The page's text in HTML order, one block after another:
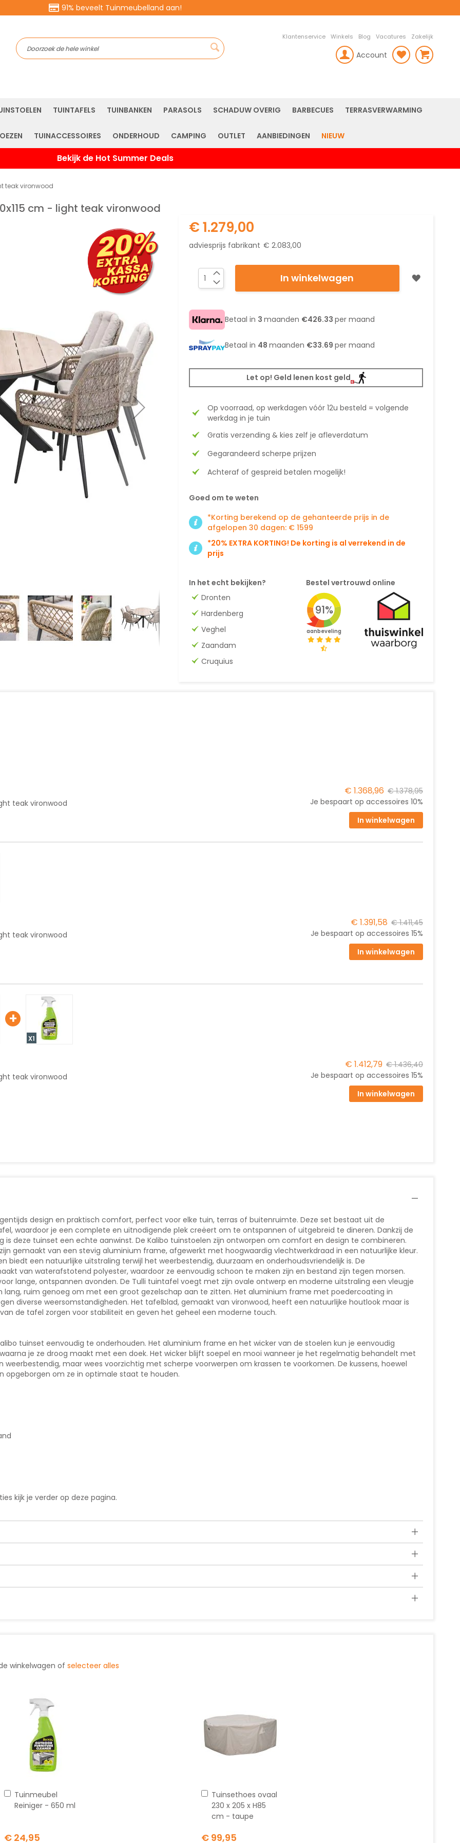
91% beveelt Tuinmeubelland aan!
Search
Klantenservice Winkels Blog Vacatures Zakelijk
Account
TUINTAFELS TUINBANKEN PARASOLS SCHADUW OVERIG BARBECUES TERRASVERWARMING
TUINACCESSOIRES ONDERHOUD CAMPING OUTLET AANBIEDINGEN NIEUW
Bekijk de Hot Summer Deals
teak vironwood
cm - light teak vironwood
€ 1.279,00
adviesprijs fabrikant € 2.083,00
In winkelwagen
Betaal in 3 maanden €426.33 per maand
Betaal in 48 maanden €33.69 per maand
Let op! Geld lenen kost geld
Op voorraad, op werkdagen vóór 12u besteld = volgende
werkdag in je tuin
Gratis verzending & kies zelf je afleverdatum
Gegarandeerd scherpe prijzen
Achteraf of gespreid betalen mogelijk!
Goed om te weten
*Korting berekend op de gehanteerde prijs in de
afgelopen 30 dagen: € 1599
*20% EXTRA KORTING! De korting is al verrekend in de
prijs
In het echt bekijken?
Dronten
Hardenberg
Veghel
Zaandam
Cruquius
Bestel vertrouwd online
91%
aanbeveling
teak vironwood
€ 1.368,96 € 1.378,95
Je bespaart op accessoires 10%
In winkelwagen
teak vironwood
€ 1.391,58 € 1.411,45
Je bespaart op accessoires 15%
In winkelwagen
+
X1
teak vironwood
€ 1.412,79 € 1.436,40
Je bespaart op accessoires 15%
In winkelwagen
design en praktisch comfort, perfect voor elke tuin, terras of buitenruimte. Deze set bestaat uit de
waardoor je een complete en uitnodigende plek creëert om te ontspannen of uitgebreid te dineren. Dankzij de
deze tuinset een echte aanwinst. De Kalibo tuinstoelen zijn ontworpen om comfort en design te combineren.
gemaakt van een stevig aluminium frame, afgewerkt met hoogwaardig vlechtwerkdraad in een natuurlijke kleur.
biedt een natuurlijke uitstraling terwijl het weerbestendig, duurzaam en onderhoudsvriendelijk is. De
van waterafstotend polyester, waardoor ze eenvoudig schoon te maken zijn en bestand zijn tegen morsen.
lange, ontspannen avonden. De Tulli tuintafel voegt met zijn ovale ontwerp en moderne uitstraling een vleugje
ruim genoeg om met een groot gezelschap aan te zitten. Het aluminium frame met poedercoating in
diverse weersomstandigheden. Het tafelblad, gemaakt van vironwood, heeft een natuurlijke houtlook maar is
de tafel zorgen voor stabiliteit en geven het geheel een moderne touch.
tuinset eenvoudig te onderhouden. Het aluminium frame en het wicker van de stoelen kun je eenvoudig
je ze droog maakt met een doek. Het wicker blijft soepel en mooi wanneer je het regelmatig behandelt met
maar wees voorzichtig met scherpe voorwerpen om krassen te voorkomen. De kussens, hoewel
opgeborgen om ze in optimale staat te houden.
kijk je verder op deze pagina.
winkelwagen of selecteer alles
Tuinmeubel
Reiniger - 650 ml
€ 24,95
In
winkelwagen
Tuinsethoes ovaal
230 x 205 x H85
cm - taupe
€ 99,95
In
winkelwagen